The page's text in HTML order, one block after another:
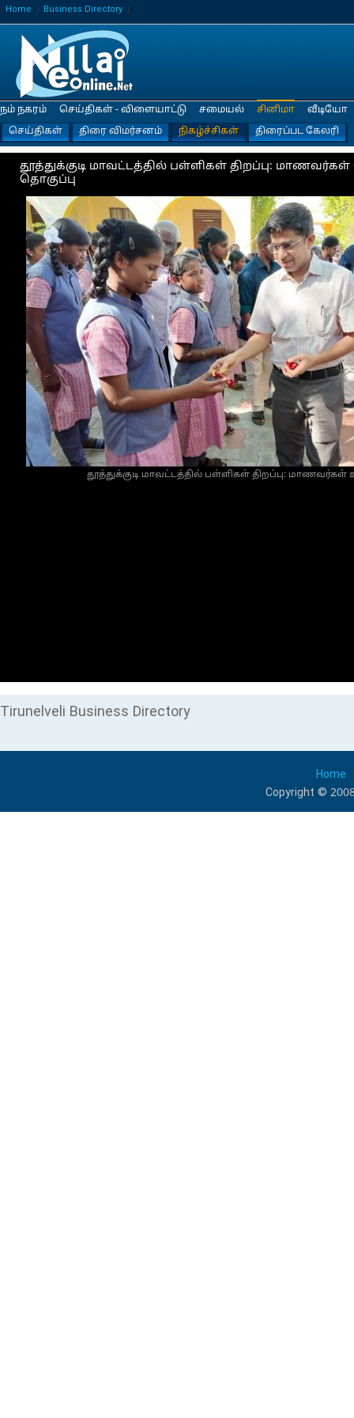
Home Business Directory
நம் நகரம் செய்திகள் - விளையாட்டு சமையல்
சினிமா
செய்திகள்
திரை விமர்சனம் நிகழ்ச்சிகள் திரைப்பட கேலரி
வீடியோ
தூத்துக்குடி மாவட்டத்தில் பள்ளிகள் திறப்பு:
தொகுப்பு
தூத்துக்குடி மாவட்டத்தில் பள்ளிகள் திறப்பு: மாணவர்கள்
Tirunelveli Business Directory
Home
Copyright ©